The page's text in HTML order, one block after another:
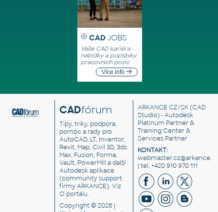
CAD JOBS
Vaše CAD kariéra -
nabídky a poptávky
pracovních pozic
Více info
CADfórum
Tipy, triky, podpora,
pomoc a rady pro
AutoCAD, LT, Inventor,
Revit, Map, Civil 3D, 3ds
Max, Fusion, Forma,
Vault, PowerMill a další
Autodesk aplikace
(community support
firmy ARKANCE). Viz
O portálu.
Copyright © 2026 |
ARKANCE CZ/SK(CAD
Studio) - Autodesk
Platinum Partner &
Training Center &
Services Partner
KONTAKT:
| tel. +420 910 970 111